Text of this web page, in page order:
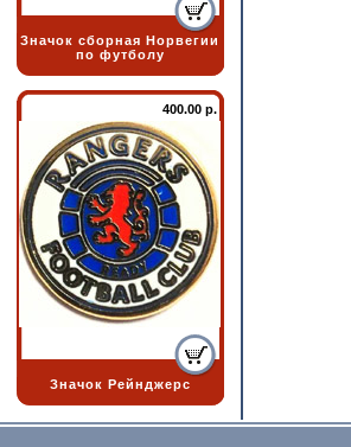
Значок сборная Норвегии
по футболу
400.00 р.
Значок Рейнджерс